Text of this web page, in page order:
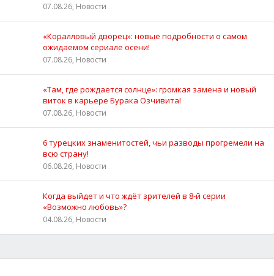
07.08.26, Новости
«Коралловый дворец»: новые подробности о самом
ожидаемом сериале осени!
07.08.26, Новости
«Там, где рождается солнце»: громкая замена и новый
виток в карьере Бурака Озчивита!
07.08.26, Новости
6 турецких знаменитостей, чьи разводы прогремели на
всю страну!
06.08.26, Новости
Когда выйдет и что ждёт зрителей в 8-й серии
«Возможно любовь»?
04.08.26, Новости